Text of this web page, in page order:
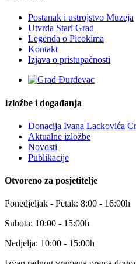
Postanak i ustrojstvo Muzeja
Utvrda Stari Grad
Legenda o Picokima
Kontakt
Izjava o pristupačnosti
Izložbe i događanja
Donacija Ivana Lackovića
Aktualne izložbe
Novosti
Publikacije
Otvoreno za posjetitelje
Ponedjeljak - Petak: 8:00 - 16:00h
Subota: 10:00 - 15:00h
Nedjelja: 10:00 - 15:00h